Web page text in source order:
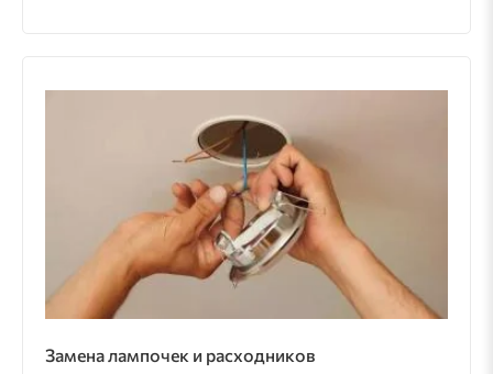
Замена лампочек и расходников